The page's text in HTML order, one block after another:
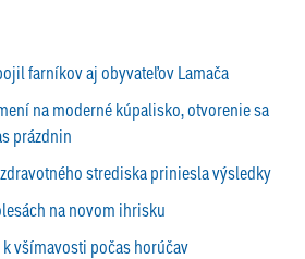
farníkov aj obyvateľov Lamača
na moderné kúpalisko, otvorenie sa
prázdnin
strediska priniesla výsledky
na novom ihrisku
k všímavosti počas horúčav